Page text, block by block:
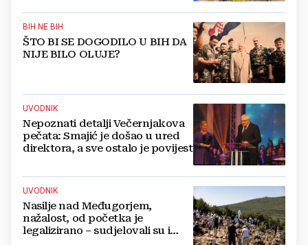
BIH NE BIH
ŠTO BI SE DOGODILO U BIH DA
NIJE BILO OLUJE?
UVODNIK
Nepoznati detalji Večernjakova
pečata: Smajić je došao u ured
direktora, a sve ostalo je povijest
UVODNIK
Nasilje nad Međugorjem,
nažalost, od početka je
legalizirano – sudjelovali su i